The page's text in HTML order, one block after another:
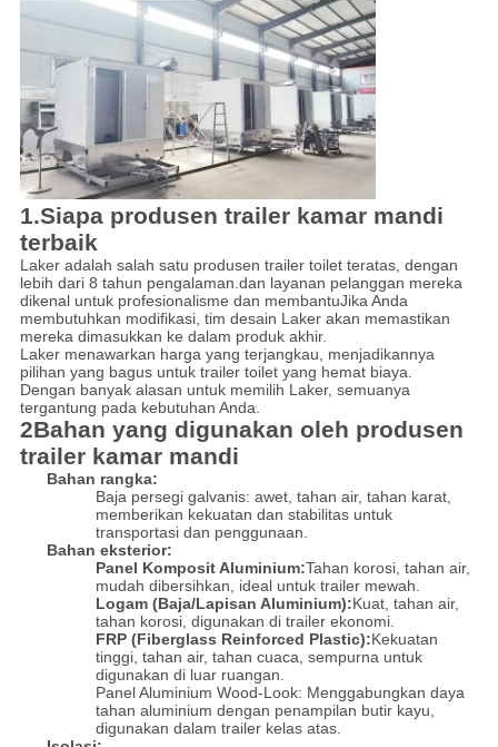
1.Siapa produsen trailer kamar mandi
terbaik
Laker adalah salah satu produsen trailer toilet teratas, dengan
lebih dari 8 tahun pengalaman.dan layanan pelanggan mereka
dikenal untuk profesionalisme dan membantuJika Anda
membutuhkan modifikasi, tim desain Laker akan memastikan
mereka dimasukkan ke dalam produk akhir.
Laker menawarkan harga yang terjangkau, menjadikannya
pilihan yang bagus untuk trailer toilet yang hemat biaya.
Dengan banyak alasan untuk memilih Laker, semuanya
tergantung pada kebutuhan Anda.
2Bahan yang digunakan oleh produsen
trailer kamar mandi
Bahan rangka:
Baja persegi galvanis: awet, tahan air, tahan karat,
memberikan kekuatan dan stabilitas untuk
transportasi dan penggunaan.
Bahan eksterior:
Panel Komposit Aluminium:Tahan korosi, tahan air,
mudah dibersihkan, ideal untuk trailer mewah.
Logam (Baja/Lapisan Aluminium):Kuat, tahan air,
tahan korosi, digunakan di trailer ekonomi.
FRP (Fiberglass Reinforced Plastic):Kekuatan
tinggi, tahan air, tahan cuaca, sempurna untuk
digunakan di luar ruangan.
Panel Aluminium Wood-Look: Menggabungkan daya
tahan aluminium dengan penampilan butir kayu,
digunakan dalam trailer kelas atas.